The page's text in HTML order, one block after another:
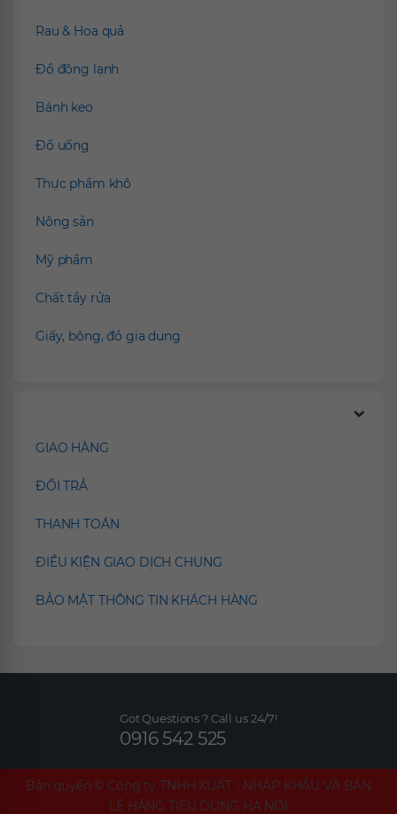
Rau & Hoa quả
Đồ đông lạnh
Bánh kẹo
Đồ uống
Thực phẩm khô
Nông sản
Mỹ phẩm
Chất tẩy rửa
Giấy, bông, đồ gia dụng
GIAO HÀNG
ĐỔI TRẢ
THANH TOÁN
ĐIỀU KIỆN GIAO DỊCH CHUNG
BẢO MẬT THÔNG TIN KHÁCH HÀNG
Got Questions ? Call us 24/7!
0916 542 525
Bản quyền © Công ty TNHH XUẤT - NHẬP KHẨU VÀ BÁN
LẺ HÀNG TIÊU DÙNG HÀ NỘI